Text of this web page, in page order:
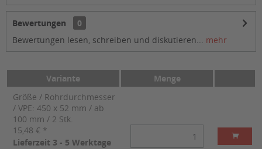
Bewertungen
0
Bewertungen lesen, schreiben und diskutieren... mehr
Variante
Menge
Größe / Rohrdurchmesser
/ VPE: 450 x 52 mm / ab
100 mm / 2 Stk.
15,48 € *
Lieferzeit 3 - 5 Werktage